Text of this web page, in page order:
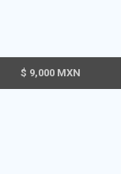
$ 9,000 MXN